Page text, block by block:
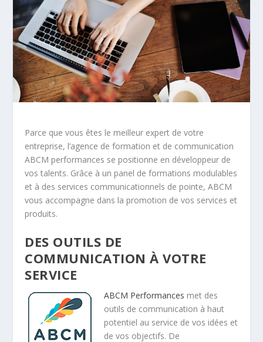
Parce que vous êtes le meilleur expert de votre
entreprise, l’agence de formation et de communication
ABCM performances se positionne en développeur de
vos talents. Grâce à un panel de formations modulables
et à des services communicationnels de pointe, ABCM
vous accompagne dans la promotion de vos services et
produits.
DES OUTILS DE
COMMUNICATION À VOTRE
SERVICE
ABCM Performances met des
outils de communication à haut
potentiel au service de vos idées et
de vos objectifs. De